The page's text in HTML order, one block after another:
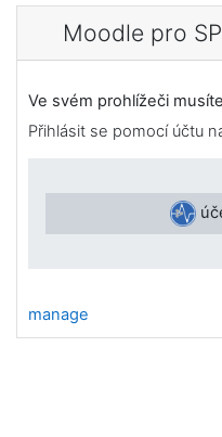
Přejít k hlavnímu obsahu
Moodle pro
Ve svém prohlížeči
Přihlásit se pomocí účtu
manage